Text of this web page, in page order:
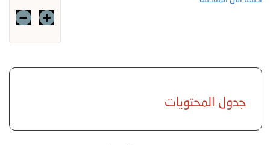
جدول المحتويات